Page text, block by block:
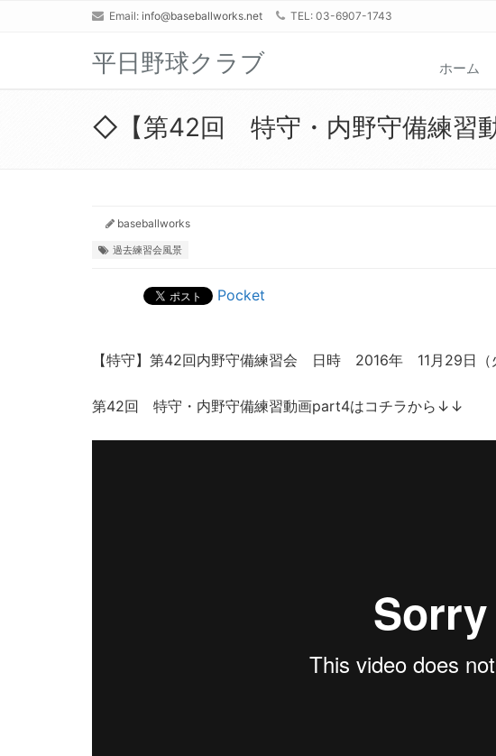
Email: info@baseballworks.net TEL: 03-6907-1743
平日野球クラブ ホーム
◇【第42回 特守・内野守備練習
baseballworks
過去練習会風景
Pocket
【特守】第42回内野守備練習会 日時 2016年 11月29日
第42回 特守・内野守備練習動画part4はコチラから↓↓